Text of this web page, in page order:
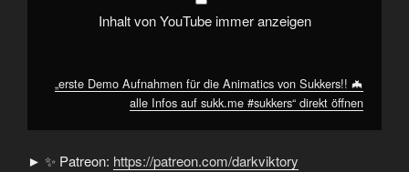
Inhalt von YouTube immer anzeigen
„erste Demo Aufnahmen für die Animatics von Sukkers!! 🦇
alle Infos auf sukk.me #sukkers“ direkt öffnen
► ✨ Patreon: https://patreon.com/darkviktory